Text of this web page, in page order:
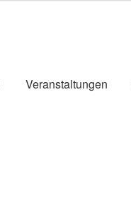
Veranstaltungen